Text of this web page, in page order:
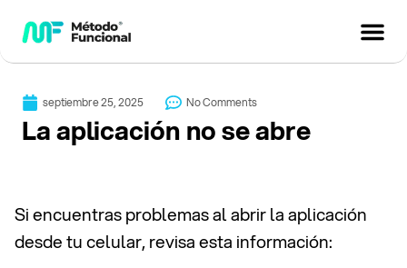
septiembre 25, 2025 No Comments
La aplicación no se abre
Si encuentras problemas al abrir la aplicación
desde tu celular, revisa esta información: